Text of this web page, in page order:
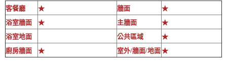
客餐廳
★ 牆面
★
浴室牆面
★ 主牆面
★
浴室地面
公共區域
★
廚房牆面
★ 室外/牆面/地面★